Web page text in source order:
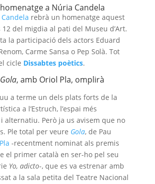
a Núria Candela
rebrà un homenatge aquest
del migdia al pati del Museu d’Art.
la participació dels actors Eduard
Carme Sansa o Pep Solà. Tot
cicle Dissabtes poètics.
Gola, amb Oriol Pla, omplirà
a terme un dels plats forts de la
a l’Estruch, l’espai més
alternatiu. Però ja us avisem que no
Ple total per veure Gola, de Pau
-recentment nominat als premis
el primer català en ser-ho pel seu
Yo, adicto-, que es va estrenar amb
a la sala petita del Teatre Nacional